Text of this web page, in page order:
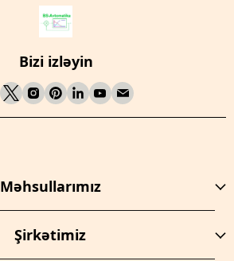
Bizi izləyin
Məhsullarımız
Şirkətimiz